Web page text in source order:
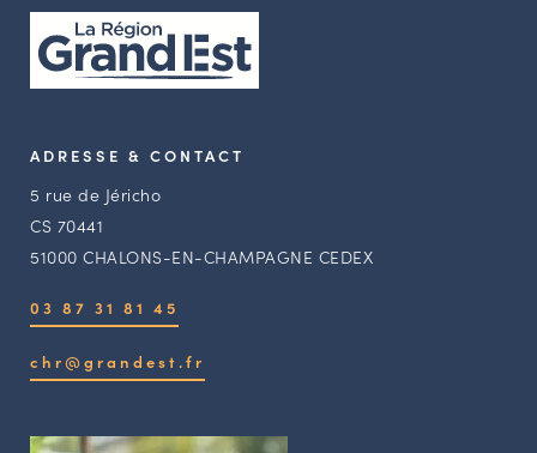
ADRESSE & CONTACT
5 rue de Jéricho
CS 70441
51000 CHALONS-EN-CHAMPAGNE CEDEX
03 87 31 81 45
chr@grandest.fr